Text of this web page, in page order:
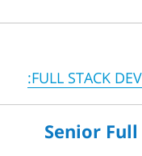
FULL STACK
:
Senior